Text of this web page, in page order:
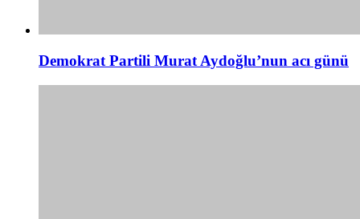
Demokrat Partili Murat Aydoğlu’nun acı günü